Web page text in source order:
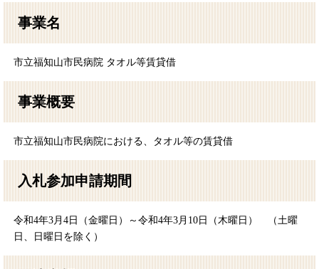
事業名
市立福知山市民病院 タオル等賃貸借
事業概要
市立福知山市民病院における、タオル等の賃貸借
入札参加申請期間
令和4年3月4日（金曜日）～令和4年3月10日（木曜日） （土曜
日、日曜日を除く）